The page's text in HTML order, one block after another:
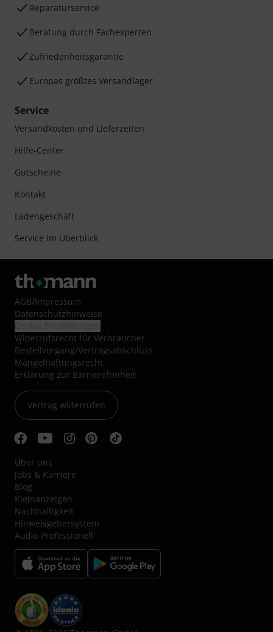
Reparaturservice
Beratung durch Fachexperten
Zufriedenheitsgarantie
Europas größtes Versandlager
Service
Versandkosten und Lieferzeiten
Hilfe-Center
Gutscheine
Kontakt
Ladengeschäft
Service im Überblick
AGB/Impressum
Datenschutzhinweise
Widerrufsrecht für Verbraucher
Bestellvorgang/Vertragsabschluss
Mängelhaftungsrecht
Erklärung zur Barrierefreiheit
Vertrag widerrufen
Über uns
Jobs & Karriere
Blog
Kleinanzeigen
Nachhaltigkeit
Hinweisgebersystem
Audio Professionell